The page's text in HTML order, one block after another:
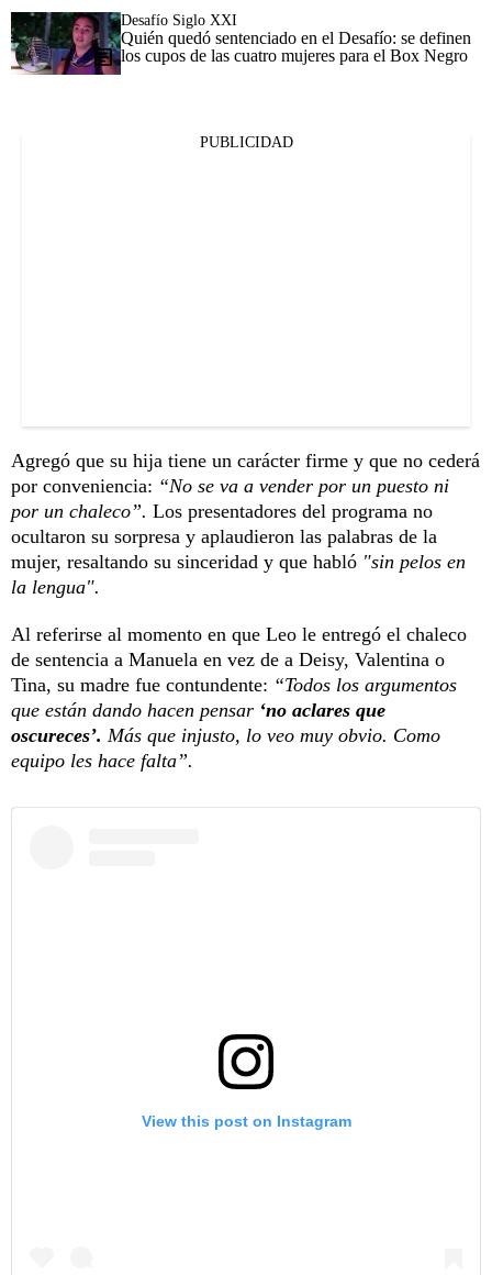
Desafío Siglo XXI
Quién quedó sentenciado en el Desafío: se definen
los cupos de las cuatro mujeres para el Box Negro
PUBLICIDAD
Agregó que su hija tiene un carácter firme y que no cederá
por conveniencia: “No se va a vender por un puesto ni
por un chaleco”. Los presentadores del programa no
ocultaron su sorpresa y aplaudieron las palabras de la
mujer, resaltando su sinceridad y que habló "sin pelos en
la lengua".
Al referirse al momento en que Leo le entregó el chaleco
de sentencia a Manuela en vez de a Deisy, Valentina o
Tina, su madre fue contundente: “Todos los argumentos
que están dando hacen pensar ‘no aclares que
oscureces’. Más que injusto, lo veo muy obvio. Como
equipo les hace falta”.
View this post on Instagram